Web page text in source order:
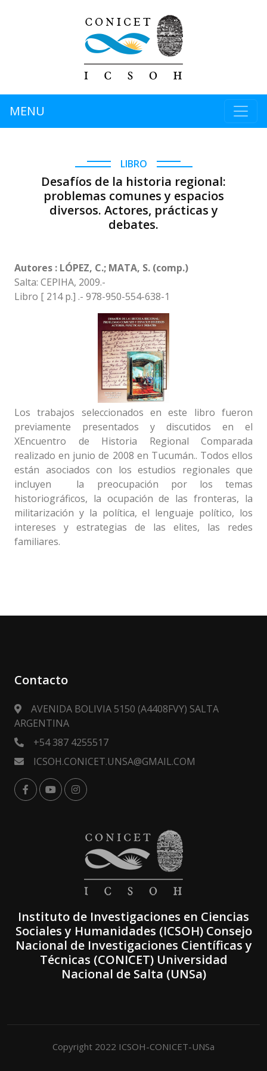
MENU
LIBRO
Desafíos de la historia regional:
problemas comunes y espacios
diversos. Actores, prácticas y
debates.
Autores : LÓPEZ, C.; MATA, S. (comp.)
Salta: CEPIHA, 2009.-
Libro [ 214 p.] .- 978-950-554-638-1
Los trabajos seleccionados en este libro fueron
previamente presentados y discutidos en el
XEncuentro de Historia Regional Comparada
realizado en junio de 2008 en Tucumán.. Todos ellos
están asociados con los estudios regionales que
incluyen la preocupación por los temas
historiográficos, la ocupación de las fronteras, la
militarización y la política, el lenguaje político, los
intereses y estrategias de las elites, las redes
familiares.
Contacto
AVENIDA BOLIVIA 5150 (A4408FVY) SALTA
ARGENTINA
+54 387 4255517
ICSOH.CONICET.UNSA@GMAIL.COM
Instituto de Investigaciones en Ciencias
Sociales y Humanidades (ICSOH) Consejo
Nacional de Investigaciones Científicas y
Técnicas (CONICET) Universidad
Nacional de Salta (UNSa)
Copyright 2022 ICSOH-CONICET-UNSa